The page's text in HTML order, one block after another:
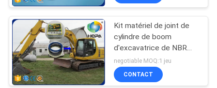
Kit matériel de joint de
cylindre de boom
d'excavatrice de NBR
HNBR pour PC100
negotiable MOQ:1 jeu
CONTACT